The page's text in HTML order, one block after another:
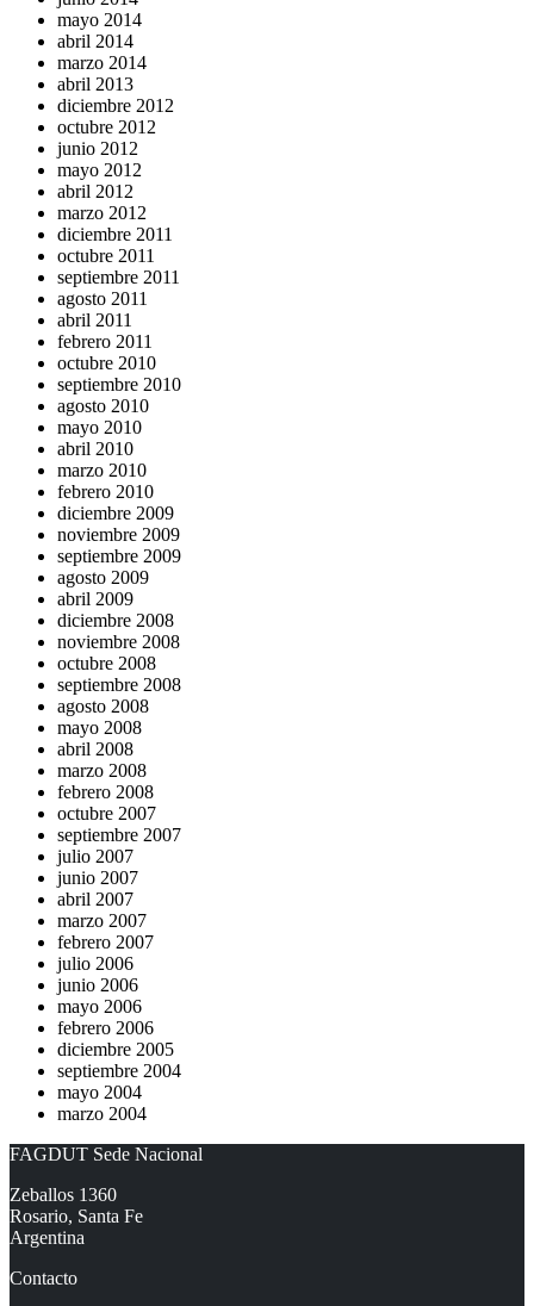
mayo 2014
abril 2014
marzo 2014
abril 2013
diciembre 2012
octubre 2012
junio 2012
mayo 2012
abril 2012
marzo 2012
diciembre 2011
octubre 2011
septiembre 2011
agosto 2011
abril 2011
febrero 2011
octubre 2010
septiembre 2010
agosto 2010
mayo 2010
abril 2010
marzo 2010
febrero 2010
diciembre 2009
noviembre 2009
septiembre 2009
agosto 2009
abril 2009
diciembre 2008
noviembre 2008
octubre 2008
septiembre 2008
agosto 2008
mayo 2008
abril 2008
marzo 2008
febrero 2008
octubre 2007
septiembre 2007
julio 2007
junio 2007
abril 2007
marzo 2007
febrero 2007
julio 2006
junio 2006
mayo 2006
febrero 2006
diciembre 2005
septiembre 2004
mayo 2004
marzo 2004
FAGDUT Sede Nacional
Zeballos 1360
Rosario, Santa Fe
Argentina
Contacto